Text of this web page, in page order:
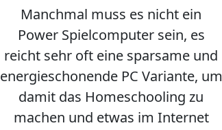
Manchmal muss es nicht ein
Power Spielcomputer sein, es
reicht sehr oft eine sparsame und
energieschonende PC Variante, um
damit das Homeschooling zu
machen und etwas im Internet